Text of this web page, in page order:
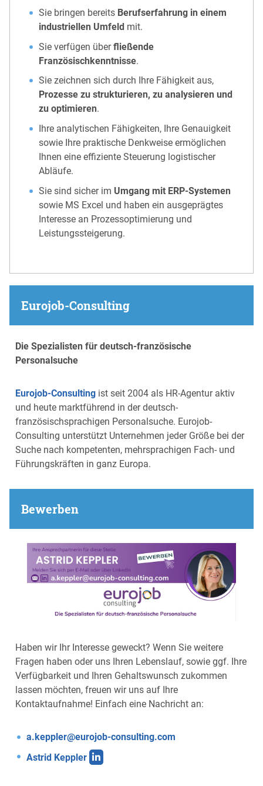
Sie bringen bereits Berufserfahrung in einem
industriellen Umfeld mit.
Sie verfügen überfließende
Französischkenntnisse.
Sie zeichnen sich durch Ihre Fähigkeit aus,
Prozesse zu strukturieren, zu analysieren und
zu optimieren.
Ihre analytischen Fähigkeiten, Ihre Genauigkeit
sowie Ihre praktische Denkweise ermöglichen
Ihnen eine effiziente Steuerung logistischer
Abläufe.
Sie sind sicher im Umgang mit ERP-Systemen
sowie MS Excel und haben ein ausgeprägtes
Interesse an Prozessoptimierung und
Leistungssteigerung.
Eurojob-Consulting
Die Spezialisten für deutsch-französische
Personalsuche
Eurojob-Consulting ist seit 2004 als HR-Agentur aktiv
und heute marktführend in der deutsch-
französischsprachigen Personalsuche. Eurojob-
Consulting unterstützt Unternehmen jeder Größe bei der
Suche nach kompetenten, mehrsprachigen Fach- und
Führungskräften in ganz Europa.
Bewerben
Haben wir Ihr Interesse geweckt? Wenn Sie weitere
Fragen haben oder uns Ihren Lebenslauf, sowie ggf. Ihre
Verfügbarkeit und Ihren Gehaltswunsch zukommen
lassen möchten, freuen wir uns auf Ihre
Kontaktaufnahme! Einfach eine Nachricht an:
a.keppler@eurojob-consulting.com
Astrid Keppler